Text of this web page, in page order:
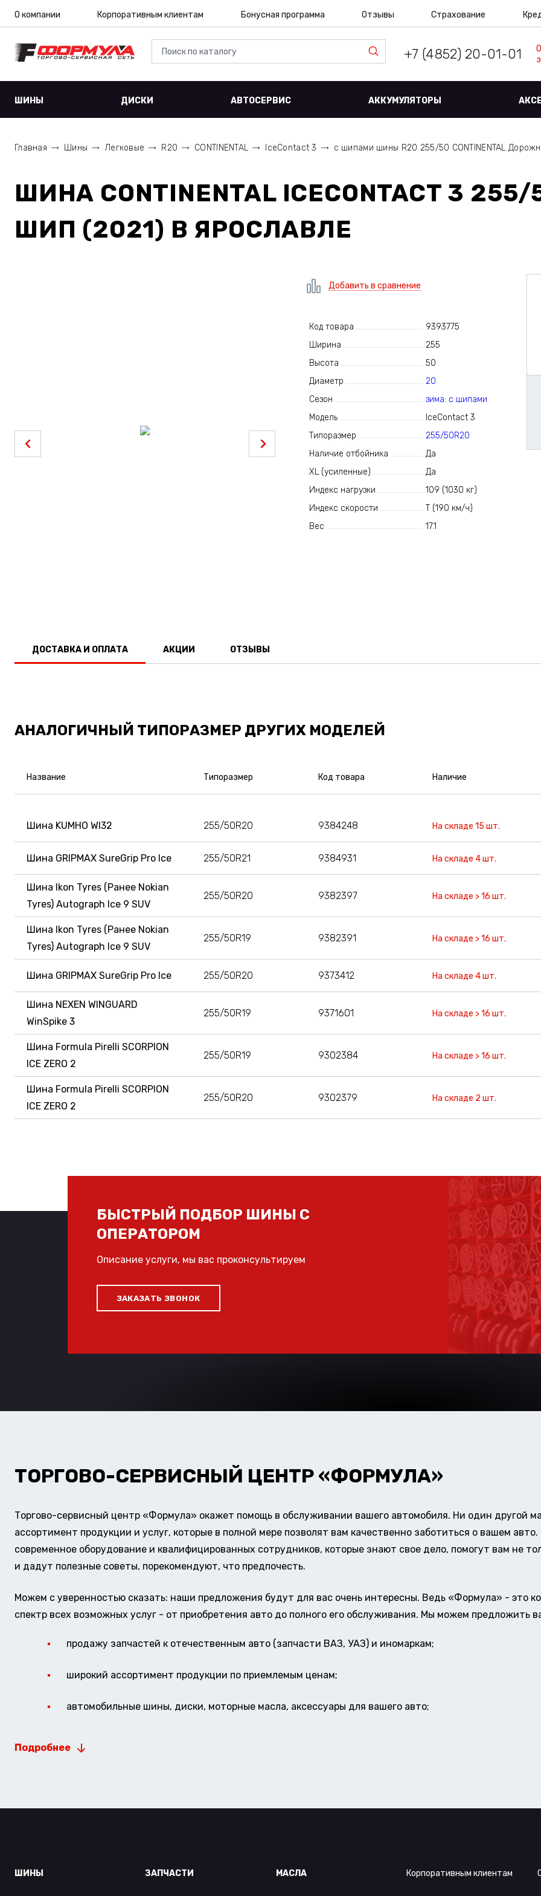
О компании Корпоративным клиентам Бонусная программа Отзывы Страхование
+7 (4852) 20-01-01
ШИНЫ ДИСКИ АВТОСЕРВИС АККУМУЛЯТОРЫ
Главная Шины Легковые R20 CONTINENTAL IceContact 3 с шипами шины R20 255/50 CONTINENTAL
ШИНА CONTINENTAL ICECONTACT 3
ШИП (2021) В ЯРОСЛАВЛЕ
Добавить в сравнение
Код товара
9393775
Ширина
255
Высота
50
Диаметр
20
Сезон
зима: с шипами
Модель
IceContact 3
Типоразмер
255/50R20
Наличие отбойника
Да
XL (усиленные)
Да
Индекс нагрузки
109 (1030 кг)
Индекс скорости
T (190 км/ч)
Вес
17.1
ДОСТАВКА И ОПЛАТА АКЦИИ ОТЗЫВЫ
АНАЛОГИЧНЫЙ ТИПОРАЗМЕР ДРУГИХ МОДЕЛЕЙ
Название Типоразмер Код товара Наличие
Шина KUMHO WI32 255/50R20 9384248 На складе 15 шт.
Шина GRIPMAX SureGrip Pro Ice 255/50R21 9384931 На складе 4 шт.
Шина Ikon Tyres (Ранее Nokian
Tyres) Autograph Ice 9 SUV
255/50R20 9382397 На складе > 16 шт.
Шина Ikon Tyres (Ранее Nokian
Tyres) Autograph Ice 9 SUV
255/50R19 9382391 На складе > 16 шт.
Шина GRIPMAX SureGrip Pro Ice 255/50R20 9373412 На складе 4 шт.
Шина NEXEN WINGUARD
WinSpike 3
255/50R19 9371601 На складе > 16 шт.
Шина Formula Pirelli SCORPION
ICE ZERO 2
255/50R19 9302384 На складе > 16 шт.
Шина Formula Pirelli SCORPION
ICE ZERO 2
255/50R20 9302379 На складе 2 шт.
БЫСТРЫЙ ПОДБОР ШИНЫ С
ОПЕРАТОРОМ
Описание услуги, мы вас проконсультируем
ЗАКАЗАТЬ ЗВОНОК
ТОРГОВО-СЕРВИСНЫЙ ЦЕНТР «ФОРМУЛА»
Торгово-сервисный центр «Формула» окажет помощь в обслуживании вашего автомобиля. Ни один другой
ассортимент продукции и услуг, которые в полной мере позволят вам качественно заботиться о вашем
современное оборудование и квалифицированных сотрудников, которые знают свое дело, помогут вам не
и дадут полезные советы, порекомендуют, что предпочесть.
Можем с уверенностью сказать: наши предложения будут для вас очень интересны. Ведь «Формула» - это
спектр всех возможных услуг - от приобретения авто до полного его обслуживания. Мы можем предложить
продажу запчастей к отечественным авто (запчасти ВАЗ, УАЗ) и иномаркам;
широкий ассортимент продукции по приемлемым ценам;
автомобильные шины, диски, моторные масла, аксессуары для вашего авто;
Подробнее
ШИНЫ ЗАПЧАСТИ МАСЛА Корпоративным клиентам